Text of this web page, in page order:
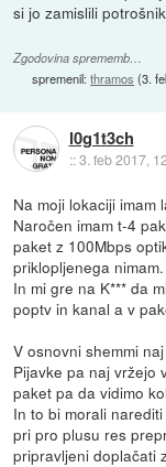
si jo zamislili
Zgodovina sprememb…
spremenil:thramos (3.
l0g1t3ch
::3. feb 2017,
Na moji lokaciji imam
Naročen imam t-4
paket z 100Mbps
priklopljenega nimam.
In mi gre na K*** da
poptv in kanal a v
V osnovni shemmi
Pijavke pa naj vržejo
paket pa da vidimo
In to bi morali
pri pro plusu res
pripravljeni doplačati